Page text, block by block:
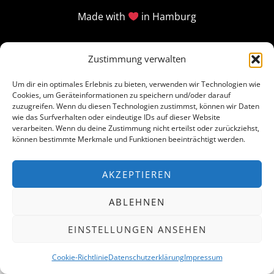
Zustimmung verwalten
Um dir ein optimales Erlebnis zu bieten, verwenden wir Technologien wie
Cookies, um Geräteinformationen zu speichern und/oder darauf
zuzugreifen. Wenn du diesen Technologien zustimmst, können wir Daten
wie das Surfverhalten oder eindeutige IDs auf dieser Website
verarbeiten. Wenn du deine Zustimmung nicht erteilst oder zurückziehst,
können bestimmte Merkmale und Funktionen beeinträchtigt werden.
AKZEPTIEREN
ABLEHNEN
EINSTELLUNGEN ANSEHEN
Cookie-RichtlinieDatenschutzerklärungImpressum
Made with in Hamburg